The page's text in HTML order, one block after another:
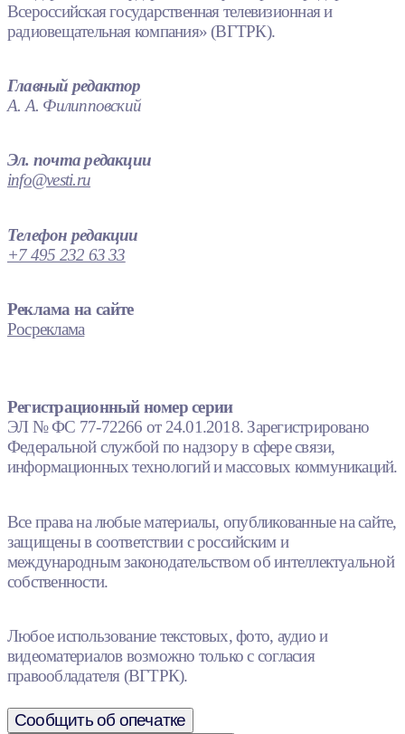
Всероссийская государственная телевизионная и
радиовещательная компания» (ВГТРК).
Главный редактор
А. А. Филипповский
Эл. почта редакции
info@vesti.ru
Телефон редакции
+7 495 232 63 33
Реклама на сайте
Росреклама
Регистрационный номер серии
ЭЛ № ФС 77-72266 от 24.01.2018. Зарегистрировано
Федеральной службой по надзору в сфере связи,
информационных технологий и массовых коммуникаций.
Все права на любые материалы, опубликованные на сайте,
защищены в соответствии с российским и
международным законодательством об интеллектуальной
собственности.
Любое использование текстовых, фото, аудио и
видеоматериалов возможно только с согласия
правообладателя (ВГТРК).
Сообщить об опечатке